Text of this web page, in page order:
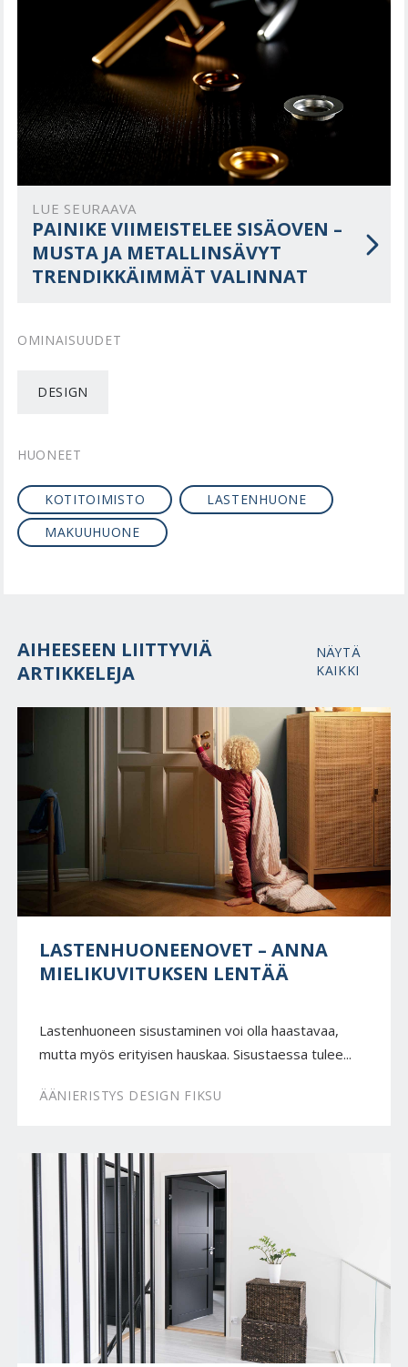
LUE SEURAAVA
PAINIKE VIIMEISTELEE SISÄOVEN –
MUSTA JA METALLINSÄVYT
TRENDIKKÄIMMÄT VALINNAT
OMINAISUUDET
DESIGN
HUONEET
KOTITOIMISTO
LASTENHUONE
MAKUUHUONE
AIHEESEEN LIITTYVIÄ
ARTIKKELEJA
NÄYTÄ
KAIKKI
LASTENHUONEENOVET – ANNA
MIELIKUVITUKSEN LENTÄÄ
Lastenhuoneen sisustaminen voi olla haastavaa,
mutta myös erityisen hauskaa. Sisustaessa tulee...
ÄÄNIERISTYS DESIGN FIKSU